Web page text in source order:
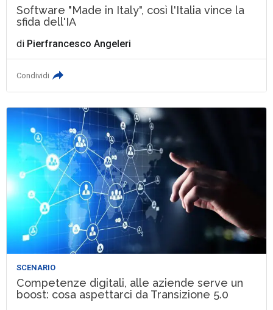
Software "Made in Italy", così l'Italia vince la
sfida dell'IA
di Pierfrancesco Angeleri
Condividi
SCENARIO
Competenze digitali, alle aziende serve un
boost: cosa aspettarci da Transizione 5.0